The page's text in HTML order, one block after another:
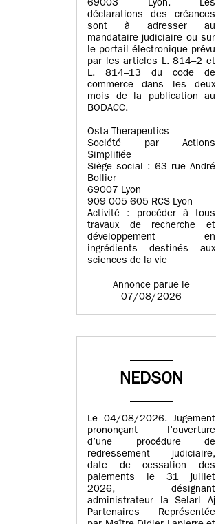
69003 Lyon. Les
déclarations des créances
sont à adresser au
mandataire judiciaire ou sur
le portail électronique prévu
par les articles L. 814–2 et
L. 814–13 du code de
commerce dans les deux
mois de la publication au
BODACC.
Osta Therapeutics
Société par Actions
Simplifiée
Siège social : 63 rue André
Bollier
69007 Lyon
909 005 605 RCS Lyon
Activité : procéder à tous
travaux de recherche et
développement en
ingrédients destinés aux
sciences de la vie
Annonce parue le
07/08/2026
NEDSON
Le 04/08/2026. Jugement
prononçant l’ouverture
d’une procédure de
redressement judiciaire,
date de cessation des
paiements le 31 juillet
2026, désignant
administrateur la Selarl Aj
Partenaires Représentée